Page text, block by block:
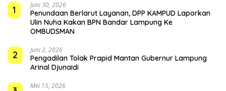
1
Juni 30, 2026
Penundaan Berlarut Layanan, DPP KAMPUD Laporkan
Ulin Nuha Kakan BPN Bandar Lampung Ke
OMBUDSMAN
2 Juni 2, 2026
Pengadilan Tolak Prapid Mantan Gubernur Lampung
Arinal Djunaidi
Mei 15, 2026